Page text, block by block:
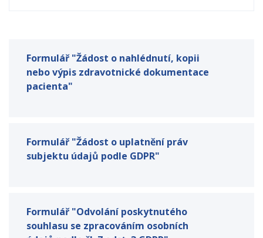
Formulář "Žádost o nahlédnutí, kopii
nebo výpis zdravotnické dokumentace
pacienta"
Formulář "Žádost o uplatnění práv
subjektu údajů podle GDPR"
Formulář "Odvolání poskytnutého
souhlasu se zpracováním osobních